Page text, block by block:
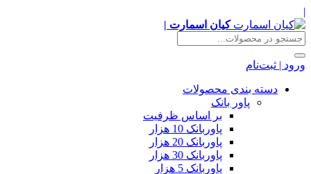
|
کیان اسمارت |
ورود | ثبت‌نام
دسته بندی محصولات
پاور بانک
بر اساس ظرفیت
پاوربانک 10 هزار
پاوربانک 20 هزار
پاوربانک 30 هزار
پاوربانک 5 هزار